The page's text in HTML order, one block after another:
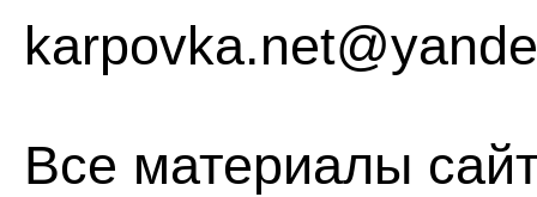
Все материалы